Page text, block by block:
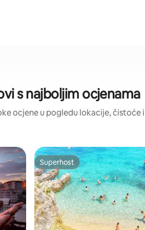
s najboljim ocjenama
ocjene u pogledu lokacije,
Superhost
Superhost